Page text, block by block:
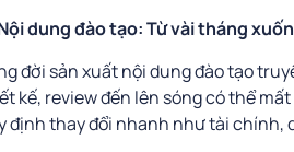
dung đào tạo: Từ vài tháng
đời sản xuất nội dung đào tạo
kế, review đến lên sóng có thể
định thay đổi nhanh như tài chính,